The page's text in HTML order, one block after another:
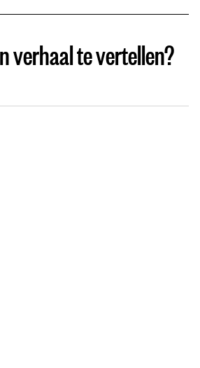
verhaal te vertellen?